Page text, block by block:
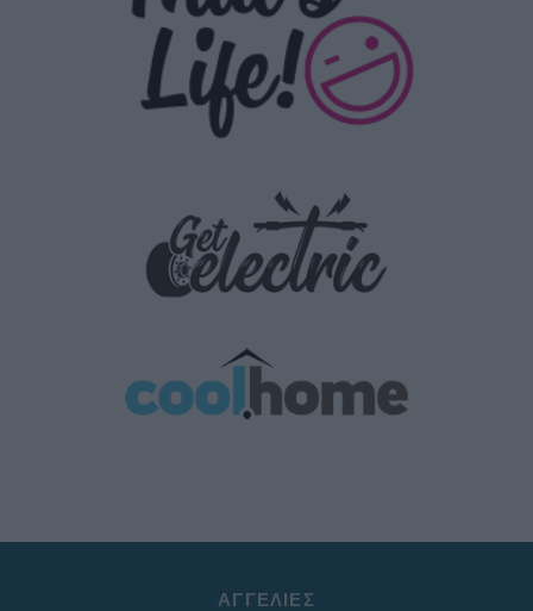
ΑΓΓΕΛΊΕΣ